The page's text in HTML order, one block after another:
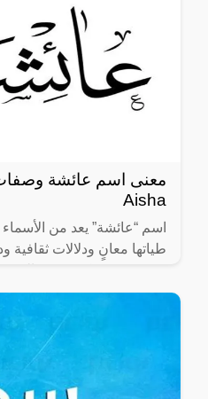
معنى اسم عائشة
Aisha
اسم “عائشة” يعد من
طياتها معانٍ ودلالات ثقافية